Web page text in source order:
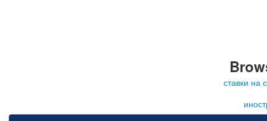
ставки на